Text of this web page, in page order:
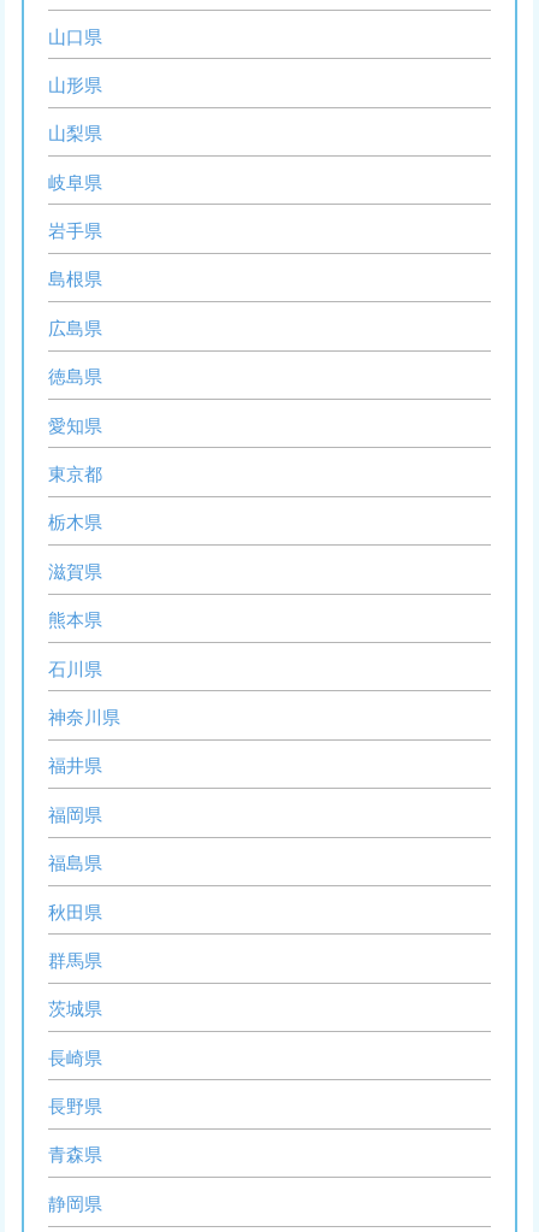
山口県
山形県
山梨県
岐阜県
岩手県
島根県
広島県
徳島県
愛知県
東京都
栃木県
滋賀県
熊本県
石川県
神奈川県
福井県
福岡県
福島県
秋田県
群馬県
茨城県
長崎県
長野県
青森県
静岡県